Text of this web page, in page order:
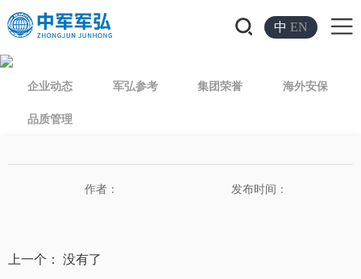
中EN
企业动态 军弘参考 集团荣誉 海外安保
品质管理
作者： 发布时间：
上一个： 没有了